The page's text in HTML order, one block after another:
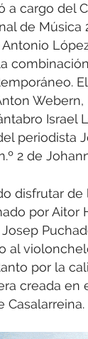
a cargo del
de Música
Israel
periodista
2 de
disfrutar
por Aitor
al
por la
creada en
Casalarreina.